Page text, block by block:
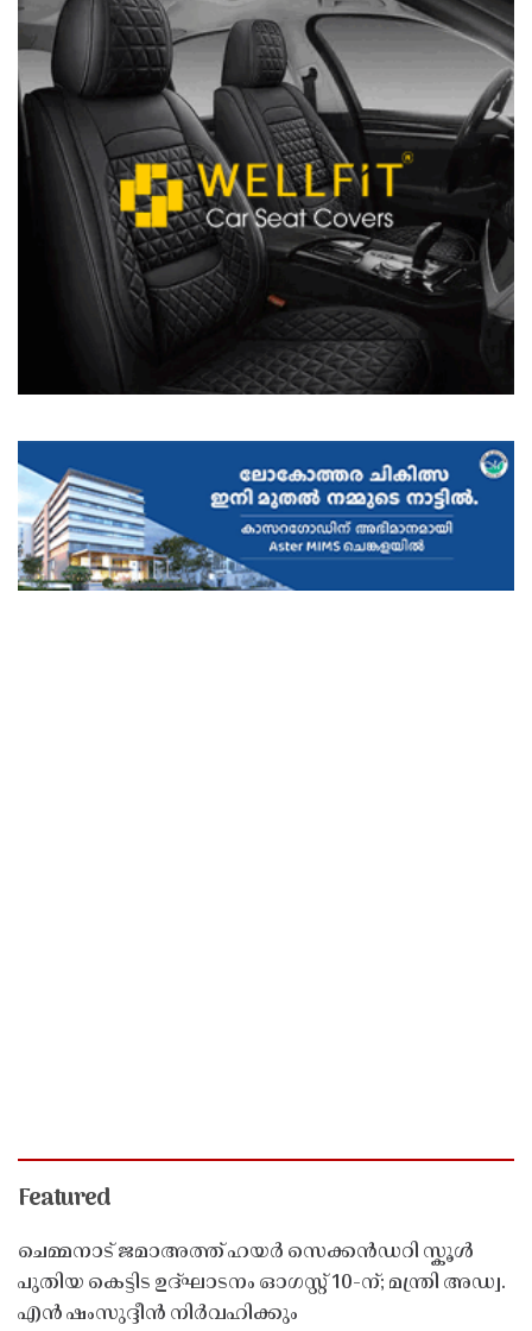
Featured
ചെമ്മനാട് ജമാഅത്ത് ഹയർ സെക്കൻഡറി സ്കൂൾ
പുതിയ കെട്ടിട ഉദ്ഘാടനം ഓഗസ്റ്റ് 10-ന്; മന്ത്രി അഡ്വ.
എൻ ഷംസുദ്ദീൻ നിർവഹിക്കും